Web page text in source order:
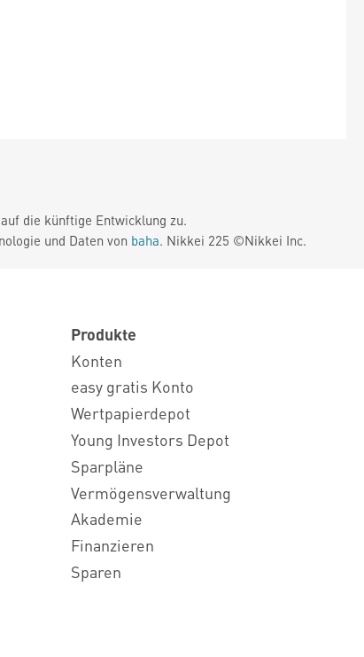
die künftige Entwicklung zu.
und Daten von baha. Nikkei 225 ©Nikkei Inc.
Produkte
Konten
easy gratis Konto
Wertpapierdepot
Young Investors Depot
Sparpläne
Vermögensverwaltung
Akademie
Finanzieren
Sparen